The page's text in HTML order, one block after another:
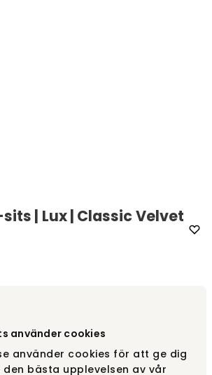
använder cookies
använder cookies för att ge dig
bästa upplevelsen av vår
| Lux | Classic Velvet
Lux | Classic Velvet 6 Anthracite